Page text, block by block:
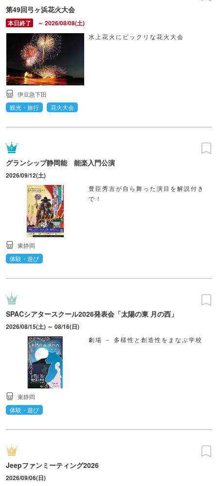
第49回弓ヶ浜花火大会
～ 2026/08/08(土)
水上花火にビックリな花火大会
伊豆急下田
観光・旅行
花火大会
グランシップ静岡能 能楽入門公演
2026/09/12(土)
豊臣秀吉が自ら舞った演目を解説付き
で！
東静岡
体験・遊び
SPACシアタースクール2026発表会「太陽の東 月の西」
2026/08/15(土) ～ 08/16(日)
劇場 － 多様性と創造性をまなぶ学校
東静岡
体験・遊び
Jeepファンミーティング2026
2026/09/06(日)